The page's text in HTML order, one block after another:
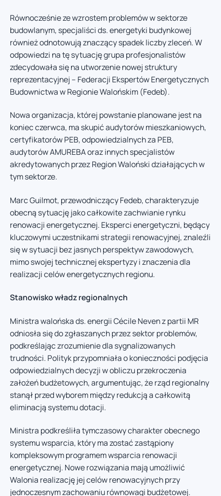
Równocześnie ze wzrostem problemów w sektorze
budowlanym, specjaliści ds. energetyki budynkowej
również odnotowują znaczący spadek liczby zleceń. W
odpowiedzi na tę sytuację grupa profesjonalistów
zdecydowała się na utworzenie nowej struktury
reprezentacyjnej – Federacji Ekspertów Energetycznych
Budownictwa w Regionie Walońskim (Fedeb).
Nowa organizacja, której powstanie planowane jest na
koniec czerwca, ma skupić audytorów mieszkaniowych,
certyfikatorów PEB, odpowiedzialnych za PEB,
audytorów AMUREBA oraz innych specjalistów
akredytowanych przez Region Waloński działających w
tym sektorze.
Marc Guilmot, przewodniczący Fedeb, charakteryzuje
obecną sytuację jako całkowite zachwianie rynku
renowacji energetycznej. Eksperci energetyczni, będący
kluczowymi uczestnikami strategii renowacyjnej, znaleźli
się w sytuacji bez jasnych perspektyw zawodowych,
mimo swojej technicznej ekspertyzy i znaczenia dla
realizacji celów energetycznych regionu.
Stanowisko władz regionalnych
Ministra walońska ds. energii Cécile Neven z partii MR
odniosła się do zgłaszanych przez sektor problemów,
podkreślając zrozumienie dla sygnalizowanych
trudności. Polityk przypomniała o konieczności podjęcia
odpowiedzialnych decyzji w obliczu przekroczenia
założeń budżetowych, argumentując, że rząd regionalny
stanął przed wyborem między redukcją a całkowitą
eliminacją systemu dotacji.
Ministra podkreśliła tymczasowy charakter obecnego
systemu wsparcia, który ma zostać zastąpiony
kompleksowym programem wsparcia renowacji
energetycznej. Nowe rozwiązania mają umożliwić
Walonia realizację jej celów renowacyjnych przy
jednoczesnym zachowaniu równowagi budżetowej.